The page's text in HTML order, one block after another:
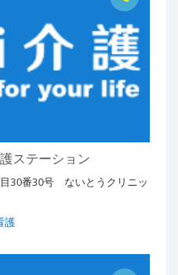
ステーション
30番30号 ないとうクリニッ
護